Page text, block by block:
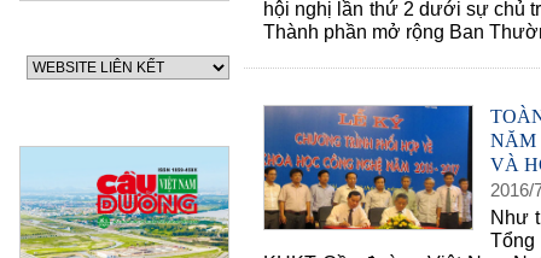
hội nghị lần thứ 2 dưới sự chủ
Thành phần mở rộng Ban
NĂM
VÀ
2016/
Như
Tổng
60 NĂM ĐIỆN BIÊN